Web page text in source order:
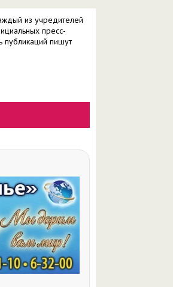
из учредителей
пресс-
публикаций пишут